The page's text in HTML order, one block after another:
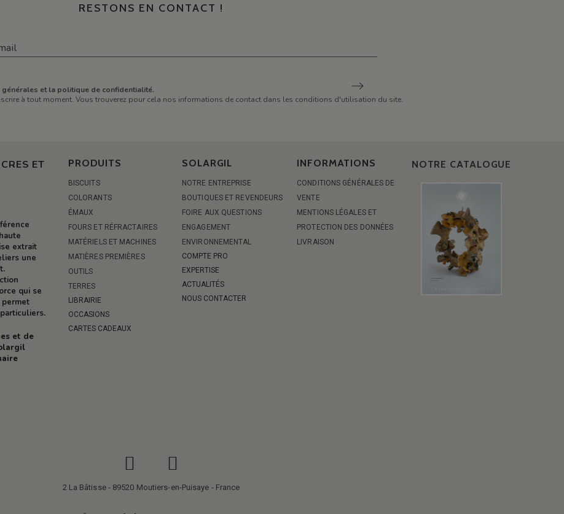
RESTONS EN CONTACT !
et la politique de confidentialité.
à tout moment. Vous trouverez pour cela nos informations de contact dans les conditions d'utilisation du site.
ET
extrait
une
qui se
et de
PRODUITS
BISCUITS
COLORANTS
ÉMAUX
FOURS ET RÉFRACTAIRES
MATÉRIELS ET MACHINES
MATIÈRES PREMIÈRES
OUTILS
TERRES
LIBRAIRIE
OCCASIONS
CARTES CADEAUX
SOLARGIL
NOTRE ENTREPRISE
BOUTIQUES ET REVENDEURS
FOIRE AUX QUESTIONS
ENGAGEMENT
ENVIRONNEMENTAL
COMPTE PRO
EXPERTISE
ACTUALITÉS
NOUS CONTACTER
INFORMATIONS
CONDITIONS GÉNÉRALES DE
VENTE
MENTIONS LÉGALES ET
PROTECTION DES DONNÉES
LIVRAISON
NOTRE CATALOGUE
2 La Bâtisse - 89520 Moutiers-en-Puisaye - France